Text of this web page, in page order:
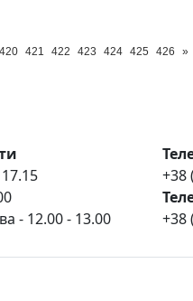
420 421 422 423 424 425 426 »
- 12.00 - 13.00
+38
+38